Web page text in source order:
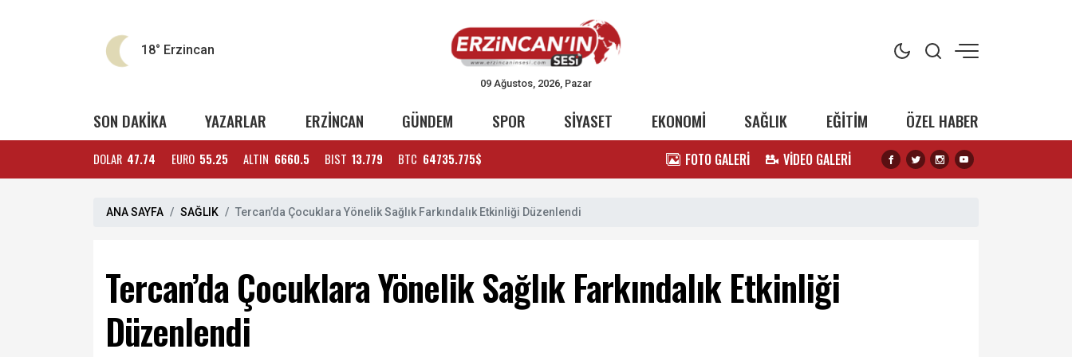
18° Erzincan
09 Ağustos, 2026, Pazar
SON DAKİKA YAZARLAR ERZİNCAN GÜNDEM SPOR SİYASET EKONOMİ SAĞLIK EĞİTİM ÖZEL HABER
DOLAR 47.74 EURO 55.25 ALTIN 6660.5 BIST 13.779 BTC 64735.775$ FOTO GALERİ VİDEO GALERİ
ANA SAYFA SAĞLIK Tercan’da Çocuklara Yönelik Sağlık Farkındalık Etkinliği Düzenlendi
Tercan’da Çocuklara Yönelik Sağlık Farkındalık Etkinliği
Düzenlendi